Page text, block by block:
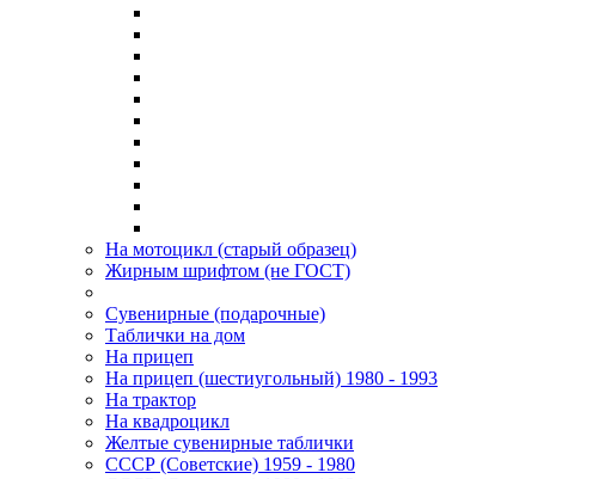
На мотоцикл (старый образец)
Жирным шрифтом (не ГОСТ)
Сувенирные (подарочные)
Таблички на дом
На прицеп
На прицеп (шестиугольный) 1980 - 1993
На трактор
На квадроцикл
Желтые сувенирные таблички
СССР (Советские) 1959 - 1980